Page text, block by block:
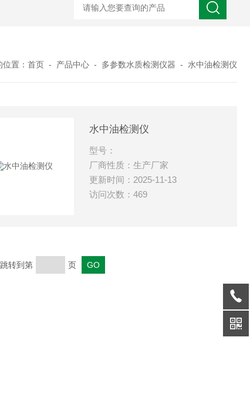
置： 首页 - 产品中心 - 多参数水质检测仪器 - 水中油检测仪
水中油检测仪
型号：
厂商性质：生产厂家
更新时间：2025-11-13
访问次数：469
转到第 页